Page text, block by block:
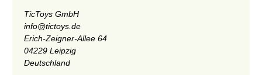
TicToys GmbH
info@tictoys.de
Erich-Zeigner-Allee 64
04229 Leipzig
Deutschland